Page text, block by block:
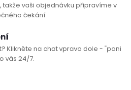
takže vaši objednávku připravíme v
čekání.
Klikněte na chat vpravo dole - "pani
vás 24/7.